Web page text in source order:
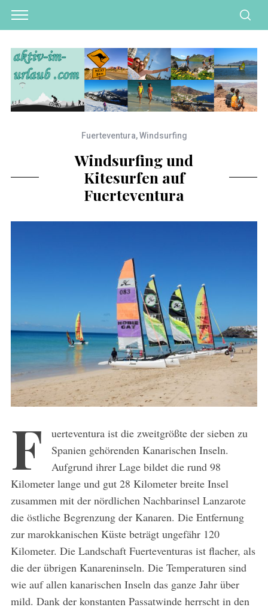
Fuerteventura,Windsurfing
Windsurfing und
Kitesurfen auf
Fuerteventura
F
uerteventura ist die zweitgrößte der sieben zu
Spanien gehörenden Kanarischen Inseln.
Aufgrund ihrer Lage bildet die rund 98
Kilometer lange und gut 28 Kilometer breite Insel
zusammen mit der nördlichen Nachbarinsel Lanzarote
die östliche Begrenzung der Kanaren. Die Entfernung
zur marokkanischen Küste beträgt ungefähr 120
Kilometer. Die Landschaft Fuerteventuras ist flacher, als
die der übrigen Kanareninseln. Die Temperaturen sind
wie auf allen kanarischen Inseln das ganze Jahr über
mild. Dank der konstanten Passatwinde herrscht in den